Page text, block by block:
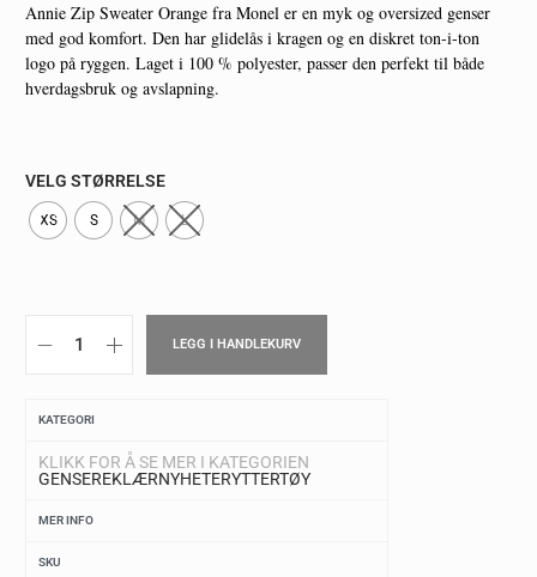
Annie Zip Sweater Orange fra Monel er en myk og oversized genser
med god komfort. Den har glidelås i kragen og en diskret ton-i-ton
logo på ryggen. Laget i 100 % polyester, passer den perfekt til både
hverdagsbruk og avslapning.
VELG STØRRELSE
XS S M L
LEGG I HANDLEKURV
KATEGORI
KLIKK FOR Å SE MER I KATEGORIEN
GENSEREKLÆRNYHETERYTTERTØY
MER INFO
SKU